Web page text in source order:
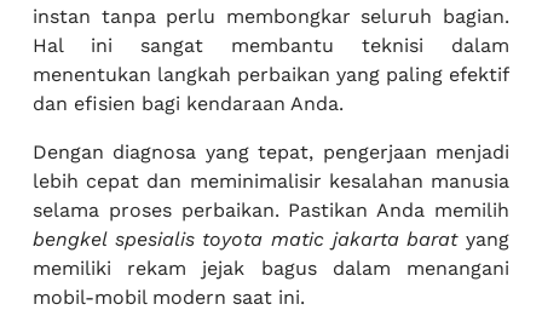
instan tanpa perlu membongkar seluruh bagian.
Hal ini sangat membantu teknisi dalam
menentukan langkah perbaikan yang paling efektif
dan efisien bagi kendaraan Anda.
Dengan diagnosa yang tepat, pengerjaan menjadi
lebih cepat dan meminimalisir kesalahan manusia
selama proses perbaikan. Pastikan Anda memilih
bengkel spesialis toyota matic jakarta baratyang
memiliki rekam jejak bagus dalam menangani
mobil-mobil modern saat ini.